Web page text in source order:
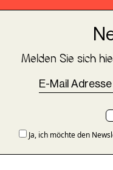
Melden Sie sich
Ja, ich möchte den